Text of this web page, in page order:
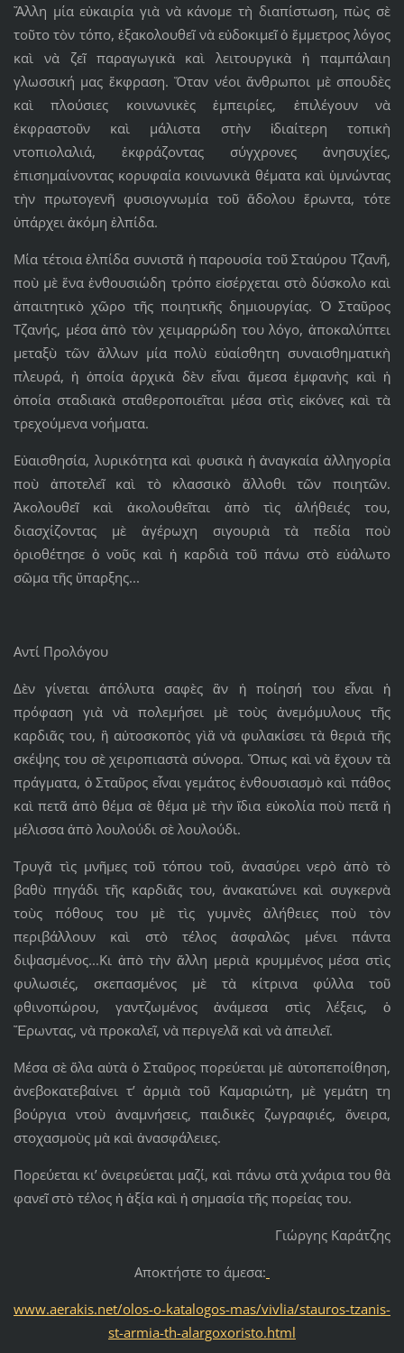
Ἄλλη μία εὐκαιρία γιὰ νὰ κάνομε τὴ διαπίστωση, πὼς σὲ
τοῦτο τὸν τόπο, ἐξακολουθεῖ νὰ εὐδοκιμεῖ ὁ ἔμμετρος λόγος
καὶ νὰ ζεῖ παραγωγικὰ καὶ λειτουργικὰ ἡ παμπάλαιη
γλωσσική μας ἔκφραση. Ὅταν νέοι ἄνθρωποι μὲ σπουδὲς
καὶ πλούσιες κοινωνικὲς ἐμπειρίες, ἐπιλέγουν νὰ
ἐκφραστοῦν καὶ μάλιστα στὴν ἰδιαίτερη τοπικὴ
ντοπιολαλιά, ἐκφράζοντας σύγχρονες ἀνησυχίες,
ἐπισημαίνοντας κορυφαία κοινωνικὰ θέματα καὶ ὑμνώντας
τὴν πρωτογενῆ φυσιογνωμία τοῦ ἄδολου ἔρωντα, τότε
ὑπάρχει ἀκόμη ἐλπίδα.
Μία τέτοια ἐλπίδα συνιστᾶ ἡ παρουσία τοῦ Σταύρου Τζανῆ,
ποὺ μὲ ἕνα ἐνθουσιώδη τρόπο εἰσέρχεται στὸ δύσκολο καὶ
ἀπαιτητικὸ χῶρο τῆς ποιητικῆς δημιουργίας. Ὁ Σταῦρος
Τζανής, μέσα ἀπὸ τὸν χειμαρρώδη του λόγο, ἀποκαλύπτει
μεταξὺ τῶν ἄλλων μία πολὺ εὐαίσθητη συναισθηματικὴ
πλευρά, ἡ ὁποία ἀρχικὰ δὲν εἶναι ἄμεσα ἐμφανὴς καὶ ἡ
ὁποία σταδιακὰ σταθεροποιεῖται μέσα στὶς εἰκόνες καὶ τὰ
τρεχούμενα νοήματα.
Εὐαισθησία, λυρικότητα καὶ φυσικὰ ἡ ἀναγκαία ἀλληγορία
ποὺ ἀποτελεῖ καὶ τὸ κλασσικὸ ἄλλοθι τῶν ποιητῶν.
Ἀκολουθεῖ καὶ ἀκολουθεῖται ἀπὸ τὶς ἀλήθειές του,
διασχίζοντας μὲ ἀγέρωχη σιγουριὰ τὰ πεδία ποὺ
ὁριοθέτησε ὁ νοῦς καὶ ἡ καρδιὰ τοῦ πάνω στὸ εὐάλωτο
σῶμα τῆς ὕπαρξης...
Αντί Προλόγου
Δὲν γίνεται ἀπόλυτα σαφὲς ἂν ἡ ποίησή του εἶναι ἡ
πρόφαση γιὰ νὰ πολεμήσει μὲ τοὺς ἀνεμόμυλους τῆς
καρδιᾶς του, ἢ αὐτοσκοπὸς γὶἃ νὰ φυλακίσει τὰ θεριὰ τῆς
σκέψης του σὲ χειροπιαστὰ σύνορα. Ὅπως καὶ νὰ ἔχουν τὰ
πράγματα, ὁ Σταῦρος εἶναι γεμάτος ἐνθουσιασμὸ καὶ πάθος
καὶ πετᾶ ἀπὸ θέμα σὲ θέμα μὲ τὴν ἴδια εὐκολία ποὺ πετᾶ ἡ
μέλισσα ἀπὸ λουλούδι σὲ λουλούδι.
Τρυγᾶ τὶς μνῆμες τοῦ τόπου τοῦ, ἀνασύρει νερὸ ἀπὸ τὸ
βαθὺ πηγάδι τῆς καρδιᾶς του, ἀνακατώνει καὶ συγκερνὰ
τοὺς πόθους του μὲ τὶς γυμνὲς ἀλήθειες ποὺ τὸν
περιβάλλουν καὶ στὸ τέλος ἀσφαλῶς μένει πάντα
διψασμένος...Κι ἀπὸ τὴν ἄλλη μεριὰ κρυμμένος μέσα στὶς
φυλωσιές, σκεπασμένος μὲ τὰ κίτρινα φύλλα τοῦ
φθινοπώρου, γαντζωμένος ἀνάμεσα στὶς λέξεις, ὁ
Ἔρωντας, νὰ προκαλεῖ, νὰ περιγελᾶ καὶ νὰ ἀπειλεῖ.
Μέσα σὲ ὅλα αὐτὰ ὁ Σταῦρος πορεύεται μὲ αὐτοπεποίθηση,
ἀνεβοκατεβαίνει τ’ ἀρμιὰ τοῦ Καμαριώτη, μὲ γεμάτη τη
βούργια ντοὺ ἀναμνήσεις, παιδικὲς ζωγραφιές, ὄνειρα,
στοχασμοὺς μὰ καὶ ἀνασφάλειες.
Πορεύεται κι’ ὀνειρεύεται μαζί, καὶ πάνω στὰ χνάρια του θὰ
φανεῖ στὸ τέλος ἡ ἀξία καὶ ἡ σημασία τῆς πορείας του.
Γιώργης Καράτζης
Αποκτήστε το άμεσα:
www.aerakis.net/olos-o-katalogos-mas/vivlia/stauros-tzanis-
st-armia-th-alargoxoristo.html